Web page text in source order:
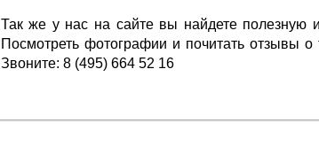
Так же у нас на сайте вы найдете полезную
Посмотреть фотографии и почитать отзывы
Звоните: 8 (495) 664 52 16